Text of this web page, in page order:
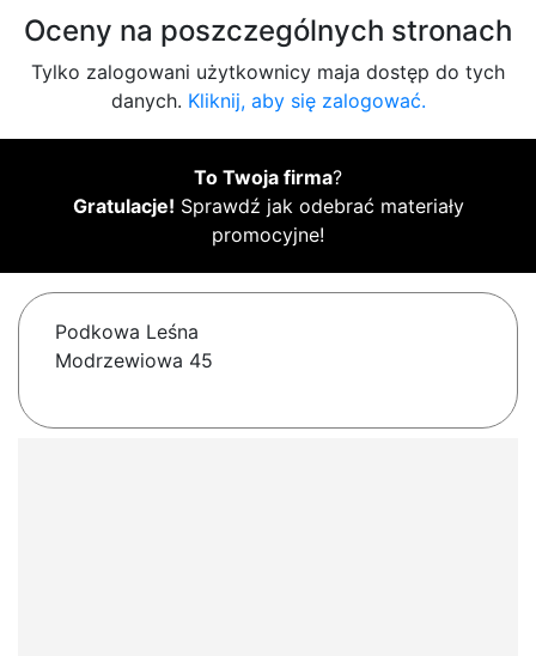
Oceny na poszczególnych stronach
Tylko zalogowani użytkownicy maja dostęp do tych
danych. Kliknij, aby się zalogować.
To Twoja firma?
Gratulacje! Sprawdź jak odebrać materiały
promocyjne!
Podkowa Leśna
Modrzewiowa 45